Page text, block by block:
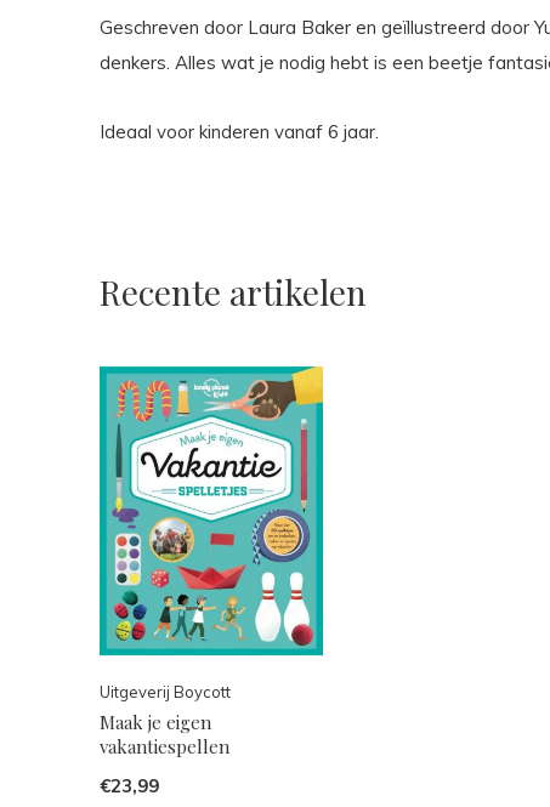
Geschreven door Laura Baker en geïllustreerd door
denkers. Alles wat je nodig hebt is een beetje
Ideaal voor kinderen vanaf 6 jaar.
Recente artikelen
Uitgeverij Boycott
Maak je eigen
vakantiespellen
€23,99